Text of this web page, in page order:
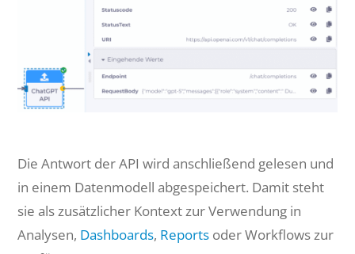
Die Antwort der API wird anschließend gelesen und
in einem Datenmodell abgespeichert. Damit steht
sie als zusätzlicher Kontext zur Verwendung in
Analysen, Dashboards, Reports oder Workflows zur